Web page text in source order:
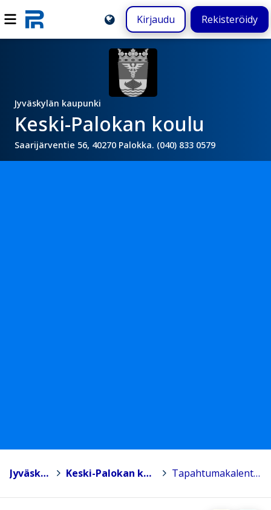
Kirjaudu Rekisteröidy
Jyväskylän kaupunki
Keski-Palokan koulu
Saarijärventie 56, 40270 Palokka. (040) 833 0579
Jyväskylä > Keski-Palokan koulu > Tapahtumakalenteri